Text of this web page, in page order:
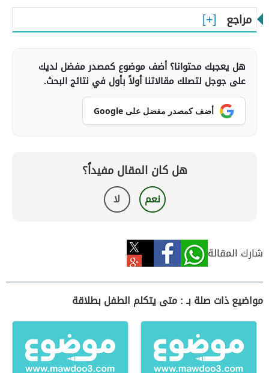
مراجع
هل يعجبك محتوانا؟ أضف موضوع كمصدر مفضل لديك
على جوجل لتصلك مقالاتنا أولاً بأول في نتائج البحث.
أضف كمصدر مفضل على Google
هل كان المقال مفيداً؟
نعم لا
شارك المقالة
مواضيع ذات صلة بـ : متى يتكلم الطفل بطلاقة